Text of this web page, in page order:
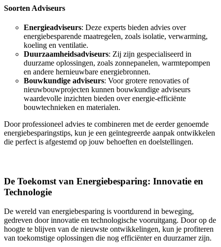
Soorten Adviseurs
Energieadviseurs: Deze experts bieden advies over
energiebesparende maatregelen, zoals isolatie, verwarming,
koeling en ventilatie.
Duurzaamheidsadviseurs: Zij zijn gespecialiseerd in
duurzame oplossingen, zoals zonnepanelen, warmtepompen
en andere hernieuwbare energiebronnen.
Bouwkundige adviseurs: Voor grotere renovaties of
nieuwbouwprojecten kunnen bouwkundige adviseurs
waardevolle inzichten bieden over energie-efficiënte
bouwtechnieken en materialen.
Door professioneel advies te combineren met de eerder genoemde
energiebesparingstips, kun je een geïntegreerde aanpak ontwikkelen
die perfect is afgestemd op jouw behoeften en doelstellingen.
De Toekomst van Energiebesparing: Innovatie en
Technologie
De wereld van energiebesparing is voortdurend in beweging,
gedreven door innovatie en technologische vooruitgang. Door op de
hoogte te blijven van de nieuwste ontwikkelingen, kun je profiteren
van toekomstige oplossingen die nog efficiënter en duurzamer zijn.